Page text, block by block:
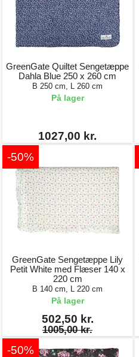
GreenGate Quiltet Sengetæppe
Dahla Blue 250 x 260 cm
B 250 cm, L 260 cm
På lager
1027,00 kr.
-50%
GreenGate Sengetæppe Lily
Petit White med Flæser 140 x
220 cm
B 140 cm, L 220 cm
På lager
502,50 kr.
1005,00 kr.
-50%